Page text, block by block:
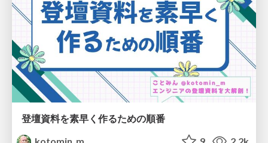
登壇資料を素早く作るための順番